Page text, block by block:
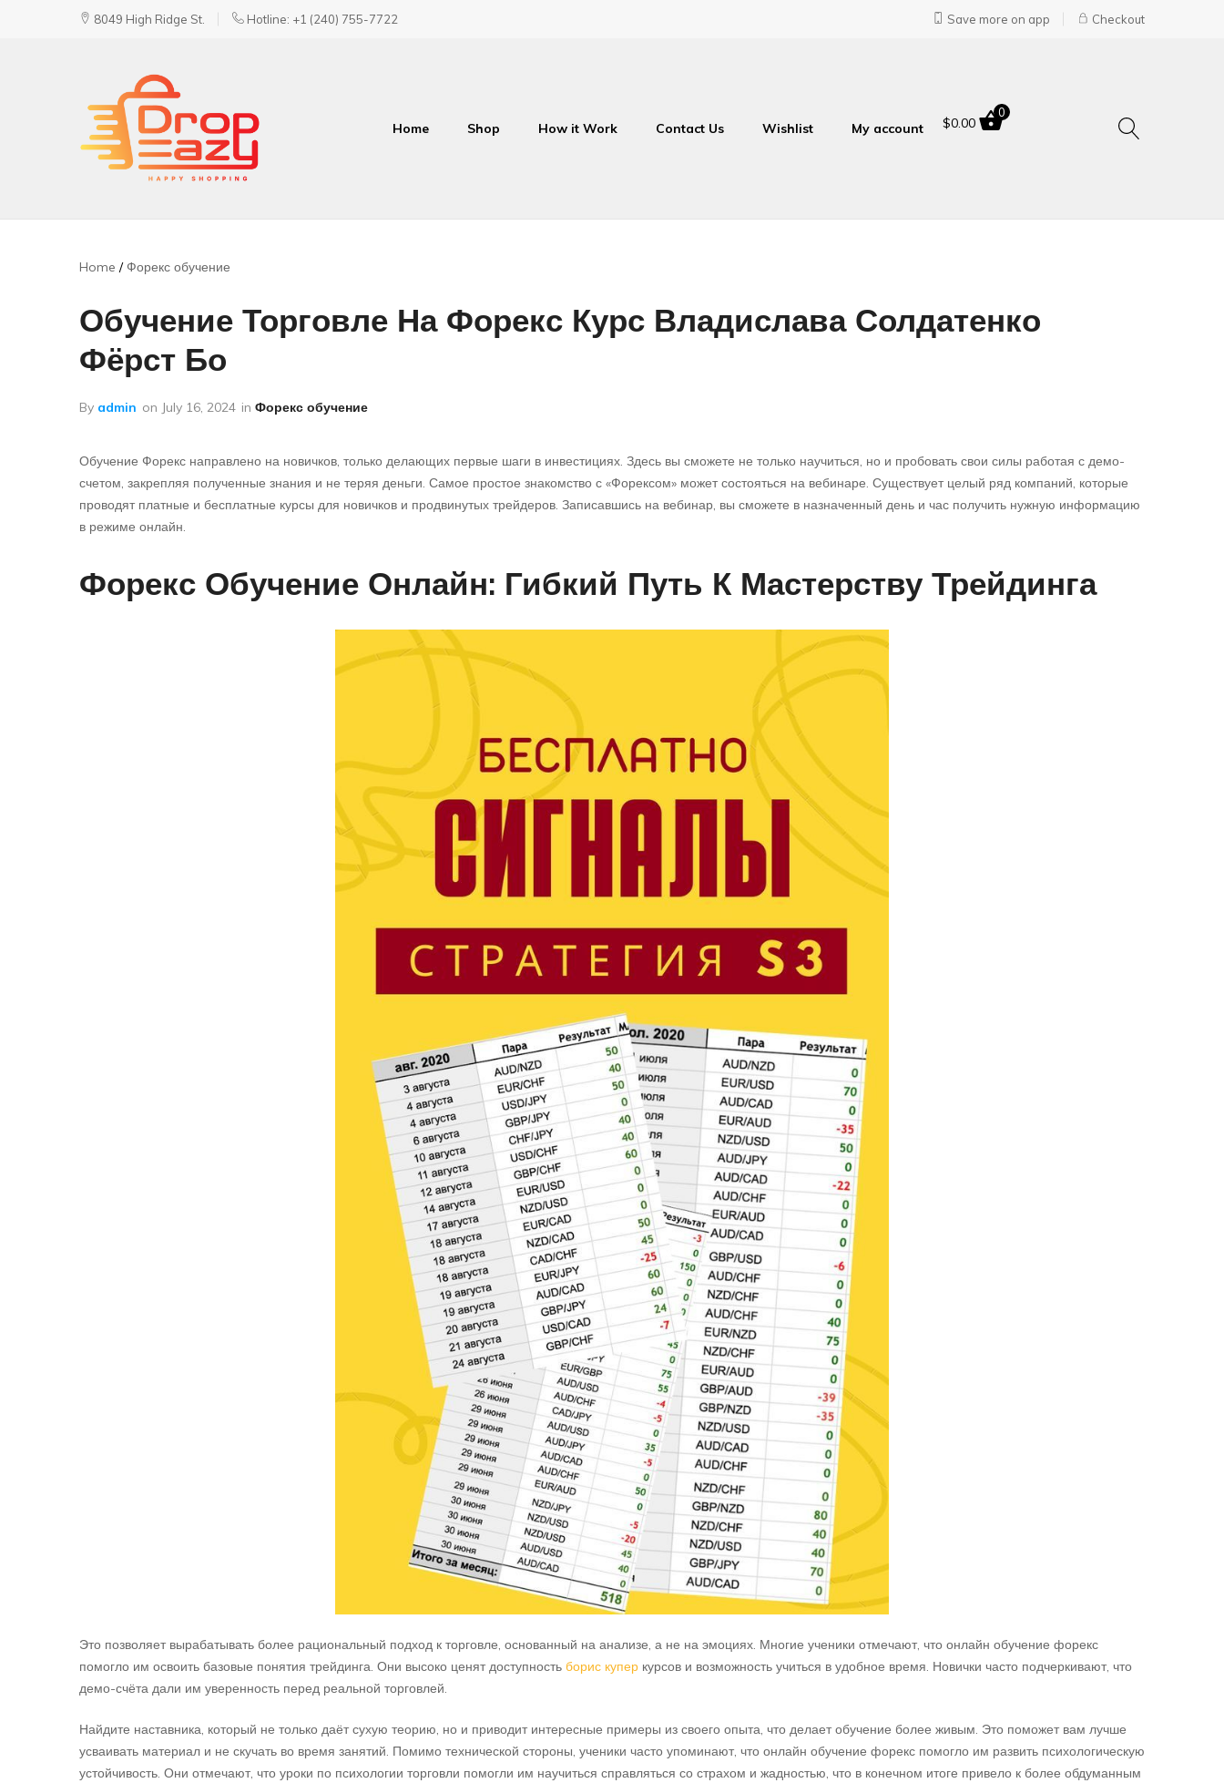
8049 High Ridge St. Hotline: +1 (240) 755-7722 Save more on app Checkout
Home Shop How it Work Contact Us Wishlist My account $0.00
0
Home Форекс обучение
Обучение Торговле На Форекс Курс Владислава Солдатенко
Фёрст Бо
By admin on July 16, 2024 in Форекс обучение
Обучение Форекс направлено на новичков, только делающих первые шаги в инвестициях. Здесь вы сможете не только научиться, но и пробовать свои силы работая с демо-
счетом, закрепляя полученные знания и не теряя деньги. Самое простое знакомство с «Форексом» может состояться на вебинаре. Существует целый ряд компаний, которые
проводят платные и бесплатные курсы для новичков и продвинутых трейдеров. Записавшись на вебинар, вы сможете в назначенный день и час получить нужную информацию
в режиме онлайн.
Форекс Обучение Онлайн: Гибкий Путь К Мастерству Трейдинга
Это позволяет вырабатывать более рациональный подход к торговле, основанный на анализе, а не на эмоциях. Многие ученики отмечают, что онлайн обучение форекс
помогло им освоить базовые понятия трейдинга. Они высоко ценят доступность борис купер курсов и возможность учиться в удобное время. Новички часто подчеркивают, что
демо-счёта дали им уверенность перед реальной торговлей.
Найдите наставника, который не только даёт сухую теорию, но и приводит интересные примеры из своего опыта, что делает обучение более живым. Это поможет вам лучше
усваивать материал и не скучать во время занятий. Помимо технической стороны, ученики часто упоминают, что онлайн обучение форекс помогло им развить психологическую
устойчивость. Они отмечают, что уроки по психологии торговли помогли им научиться справляться со страхом и жадностью, что в конечном итоге привело к более обдуманным